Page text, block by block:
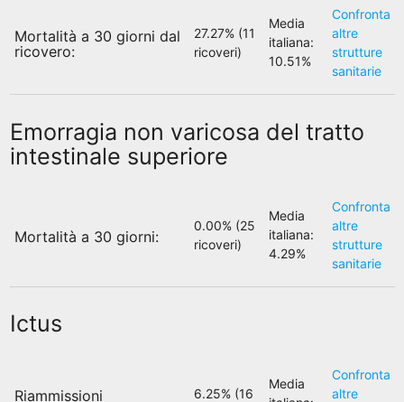
Mortalità a 30 giorni dal
ricovero:
27.27% (11
ricoveri)
Media
italiana:
10.51%
Confronta
altre
strutture
sanitarie
Emorragia non varicosa del tratto
intestinale superiore
Mortalità a 30 giorni:
0.00% (25
ricoveri)
Media
italiana:
4.29%
Confronta
altre
strutture
sanitarie
Ictus
Riammissioni
6.25% (16
Media
Confronta
altre